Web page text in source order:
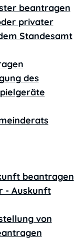
beantragen
privater
Standesamt
des
beantragen
- Auskunft
von